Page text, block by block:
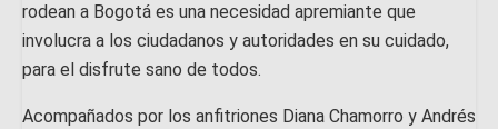
rodean a Bogotá es una necesidad apremiante que
involucra a los ciudadanos y autoridades en su cuidado,
para el disfrute sano de todos.
Acompañados por los anfitriones Diana Chamorro y Andrés